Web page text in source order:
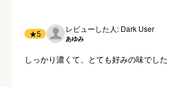
★5 レビューした人: Dark User
あゆみ
しっかり濃くて、とても好みの味でした